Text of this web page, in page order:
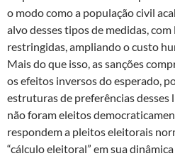
o modo como a população civil
alvo desses tipos de medidas,
restringidas, ampliando o custo
Mais do que isso, as sanções
os efeitos inversos do esperado,
estruturas de preferências desses
não foram eleitos
respondem a pleitos eleitorais
“cálculo eleitoral” em sua